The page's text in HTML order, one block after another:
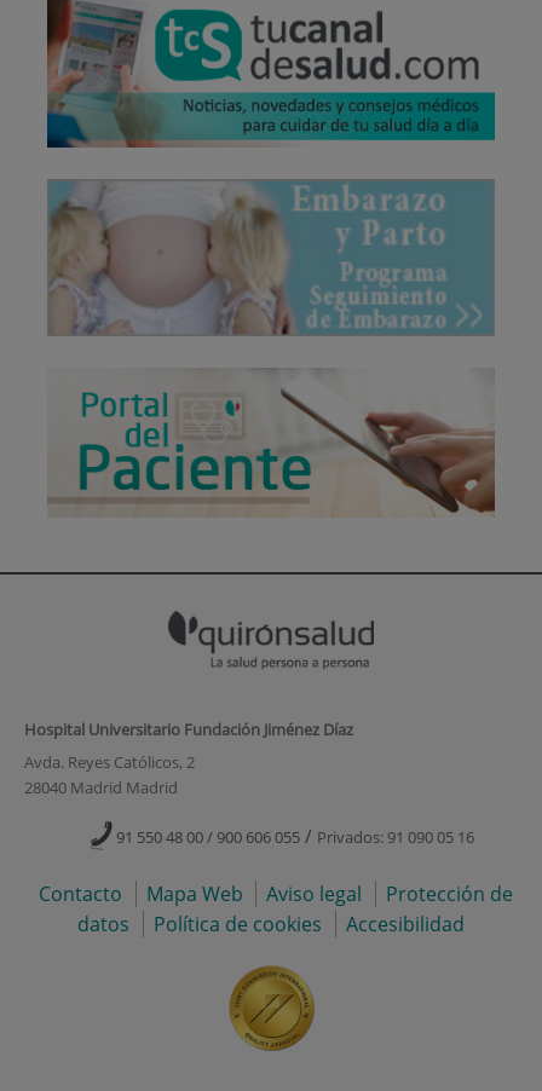
Hospital Universitario Fundación Jiménez Díaz
Avda. Reyes Católicos, 2
28040 Madrid Madrid
91 550 48 00 / 900 606 055 / Privados: 91 090 05 16
Contacto Mapa Web Aviso legal
Protección de
datos
Política de cookies Accesibilidad